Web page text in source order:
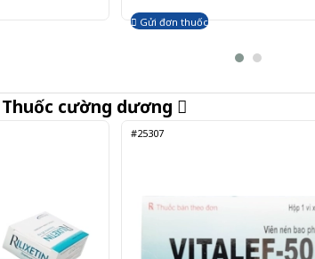
Gửi đơn thuốc
Thuốc cường dương
#25307